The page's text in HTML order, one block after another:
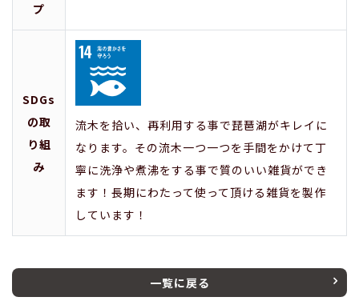
プ
SDGs
の取
り組
み
流木を拾い、再利用する事で琵琶湖がキレイに
なります。その流木一つ一つを手間をかけて丁
寧に洗浄や煮沸をする事で質のいい雑貨ができ
ます！長期にわたって使って頂ける雑貨を製作
しています！
一覧に戻る